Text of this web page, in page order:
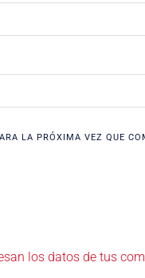
LA PRÓXIMA VEZ QUE
los datos de tus